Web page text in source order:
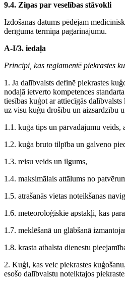
9.4. Ziņas par veselības stāvokli
Izdošanas datums pēdējam
derīguma termiņa pagarinājumu.
A-I/3. iedaļa
Principi, kas reglamentē piekrastes
1. Ja dalībvalsts definē piekrastes
nodaļā ietverto kompetences
tiesības kuģot ar attiecīgās
uz visu kuģu drošību un aizsardzību
1.1. kuģa tips un pārvadājumu veids,
1.2. kuģa bruto tilpība un galveno
1.3. reisu veids un ilgums,
1.4. maksimālais attālums no
1.5. atrašanās vietas noteikšanas
1.6. meteoroloģiskie apstākļi, kas
1.7. meklēšanā un glābšanā
1.8. krasta atbalsta dienestu
2. Kuģi, kas veic piekrastes
esošo dalībvalstu noteiktajos